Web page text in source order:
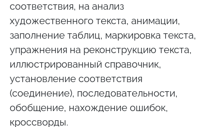
соответствия, на анализ
художественного текста, анимации,
заполнение таблиц, маркировка текста,
упражнения на реконструкцию текста,
иллюстрированный справочник,
установление соответствия
(соединение), последовательности,
обобщение, нахождение ошибок,
кроссворды.